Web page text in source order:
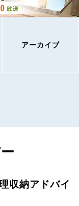
アーカイブ
収納アドバイ